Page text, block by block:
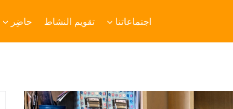
اجتماعاتنا تقويم النشاط حاضِر